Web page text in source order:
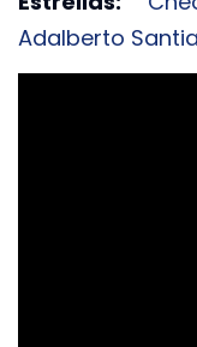
Adalberto